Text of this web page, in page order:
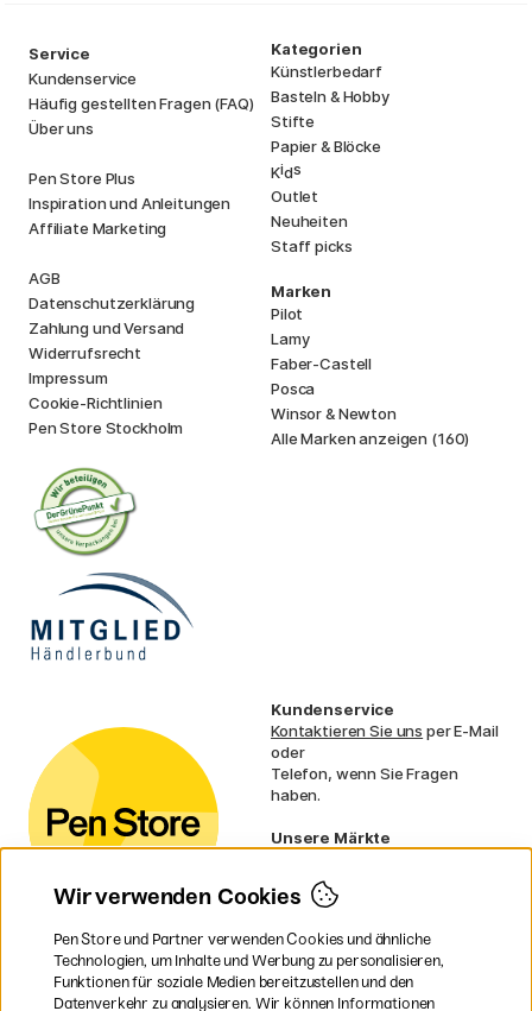
Service
Kundenservice
Häufig gestellten Fragen (FAQ)
Über uns
Pen Store Plus
Inspiration und Anleitungen
Affiliate Marketing
AGB
Datenschutzerklärung
Zahlung und Versand
Widerrufsrecht
Impressum
Cookie-Richtlinien
Pen Store Stockholm
Kategorien
Künstlerbedarf
Basteln & Hobby
Stifte
Papier & Blöcke
Kids
Outlet
Neuheiten
Staff picks
Marken
Pilot
Lamy
Faber-Castell
Posca
Winsor & Newton
Alle Marken anzeigen (160)
Kundenservice
Kontaktieren Sie uns per E-Mail
oder
Telefon, wenn Sie Fragen
haben.
Unsere Märkte
Norwegen
Dänemark
Frankreich
Irland
Niederlande
Wir verwenden Cookies
Pen Store und Partner verwenden Cookies und ähnliche
Technologien, um Inhalte und Werbung zu personalisieren,
Funktionen für soziale Medien bereitzustellen und den
Datenverkehr zu analysieren. Wir können Informationen